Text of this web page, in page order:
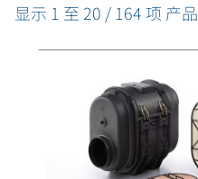
显示 1 至 20 / 164 项 产品